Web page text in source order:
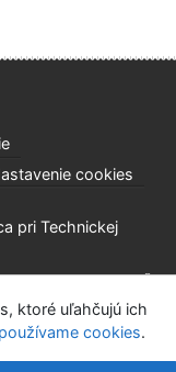
cookies
pri Technickej
Slovakia, s.r.o.
ktoré uľahčujú ich
cookies.